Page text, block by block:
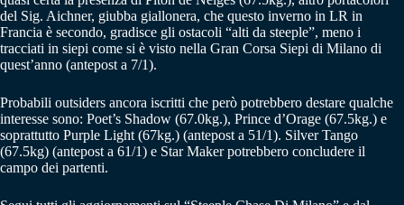
del Sig. Aichner, giubba giallonera, che questo inverno in LR in
Francia è secondo, gradisce gli ostacoli “alti da steeple”, meno i
tracciati in siepi come si è visto nella Gran Corsa Siepi di Milano di
quest’anno (antepost a 7/1).
Probabili outsiders ancora iscritti che però potrebbero destare qualche
interesse sono: Poet’s Shadow (67.0kg.), Prince d’Orage (67.5kg.) e
soprattutto Purple Light (67kg.) (antepost a 51/1). Silver Tango
(67.5kg) (antepost a 61/1) e Star Maker potrebbero concludere il
campo dei partenti.